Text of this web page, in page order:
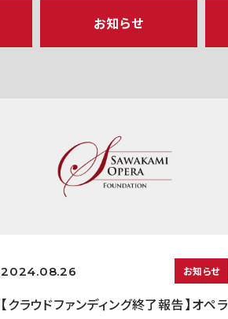
お知らせ
2024.08.26 お知らせ
【クラウドファンディング終了報告】オペラ